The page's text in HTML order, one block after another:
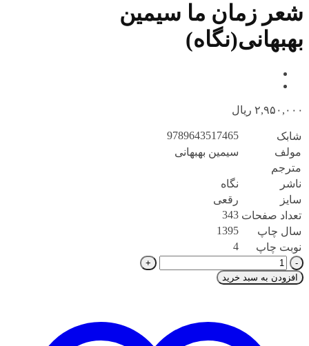
شعر زمان ما سیمین
بهبهانی(نگاه)
۲,۹۵۰,۰۰۰ ریال
شابک
9789643517465
مولف
سیمین بهبهانی
مترجم
ناشر
نگاه
سایز
رقعی
تعداد صفحات 343
سال چاپ
1395
نوبت چاپ
4
شعر
زمان
ما
افزودن به سبد خرید